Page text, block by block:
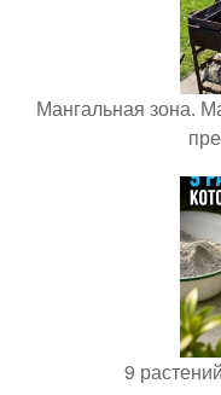
Мангальная зона.
9